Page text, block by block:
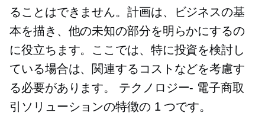
ることはできません。計画は、ビジネスの基
本を描き、他の未知の部分を明らかにするの
に役立ちます。ここでは、特に投資を検討し
ている場合は、関連するコストなどを考慮す
る必要があります。 テクノロジー- 電子商取
引ソリューションの特徴の 1 つです。